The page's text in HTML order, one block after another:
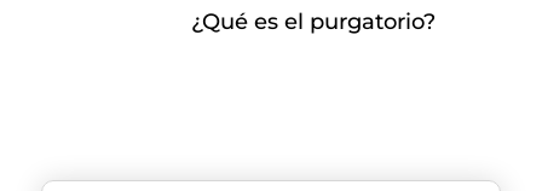
¿Qué es el purgatorio?